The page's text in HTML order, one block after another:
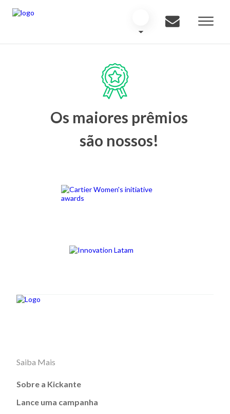
Os maiores prêmios
são nossos!
Saiba Mais
Sobre a Kickante
Lance uma campanha